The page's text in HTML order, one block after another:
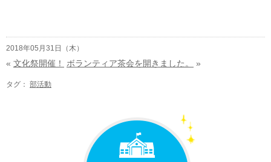
2018年05月31日（木）
« 文化祭開催！ ボランティア茶会を開きました。 »
タグ： 部活動